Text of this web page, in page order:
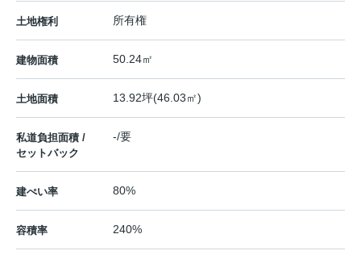
土地権利 所有権
建物面積 50.24㎡
土地面積 13.92坪(46.03㎡)
私道負担面積 /
セットバック
-/要
建ぺい率 80%
容積率 240%